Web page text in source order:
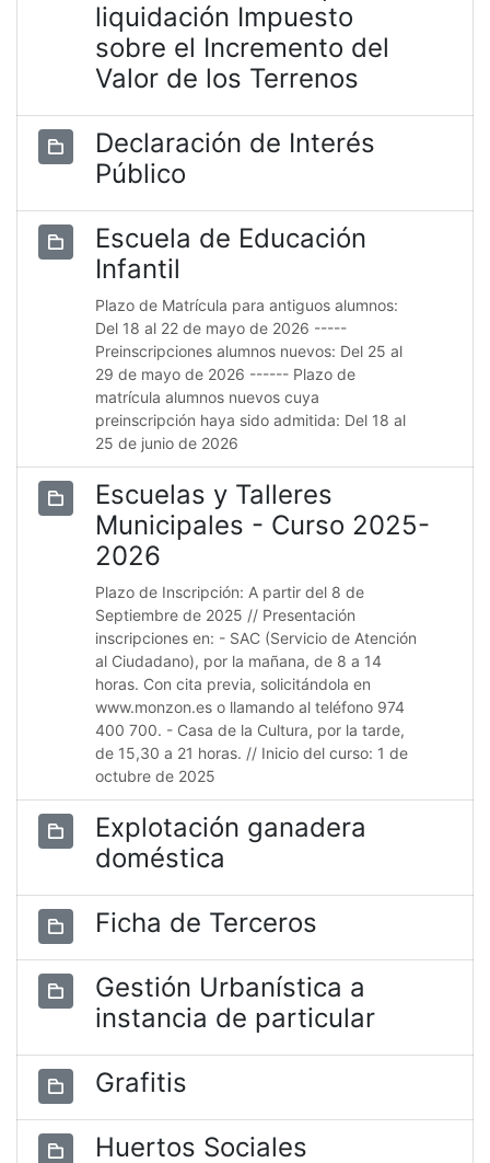
liquidación Impuesto
sobre el Incremento del
Valor de los Terrenos
Declaración de Interés
Público
Escuela de Educación
Infantil
Plazo de Matrícula para antiguos alumnos:
Del 18 al 22 de mayo de 2026 -----
Preinscripciones alumnos nuevos: Del 25 al
29 de mayo de 2026 ------ Plazo de
matrícula alumnos nuevos cuya
preinscripción haya sido admitida: Del 18 al
25 de junio de 2026
Escuelas y Talleres
Municipales - Curso 2025-
2026
Plazo de Inscripción: A partir del 8 de
Septiembre de 2025 // Presentación
inscripciones en: - SAC (Servicio de Atención
al Ciudadano), por la mañana, de 8 a 14
horas. Con cita previa, solicitándola en
www.monzon.es o llamando al teléfono 974
400 700. - Casa de la Cultura, por la tarde,
de 15,30 a 21 horas. // Inicio del curso: 1 de
octubre de 2025
Explotación ganadera
doméstica
Ficha de Terceros
Gestión Urbanística a
instancia de particular
Grafitis
Huertos Sociales